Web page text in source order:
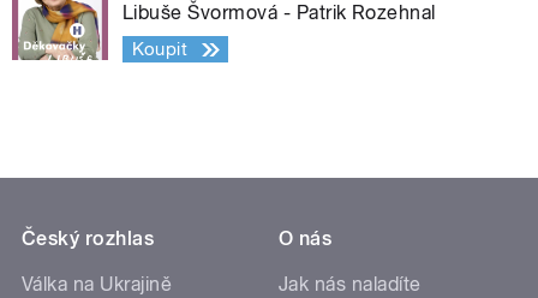
Libuše Švormová - Patrik Rozehnal
Koupit
Český rozhlas
Válka na Ukrajině
O nás
Jak nás naladíte